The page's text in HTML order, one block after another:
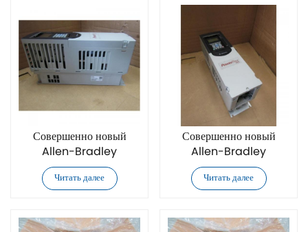
Совершенно новый
Allen-Bradley
20F14ND156AN0NNNNN
частотный привод AC
Читать далее
Совершенно новый
Allen-Bradley
20F14NF012JN0NNNNN
частотный привод AC
Читать далее